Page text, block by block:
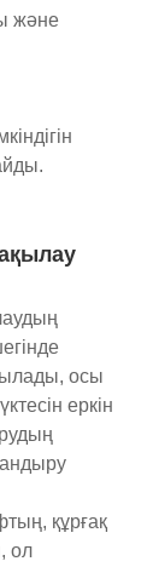
және
осы
еркін
құрғақ
ол